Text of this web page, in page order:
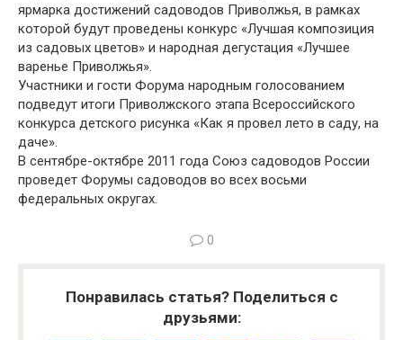
ярмарка достижений садоводов Приволжья, в рамках
которой будут проведены конкурс «Лучшая композиция
из садовых цветов» и народная дегустация «Лучшее
варенье Приволжья».
Участники и гости Форума народным голосованием
подведут итоги Приволжского этапа Всероссийского
конкурса детского рисунка «Как я провел лето в саду, на
даче».
В сентябре-октябре 2011 года Союз садоводов России
проведет Форумы садоводов во всех восьми
федеральных округах.
0
Понравилась статья? Поделиться с
друзьями: